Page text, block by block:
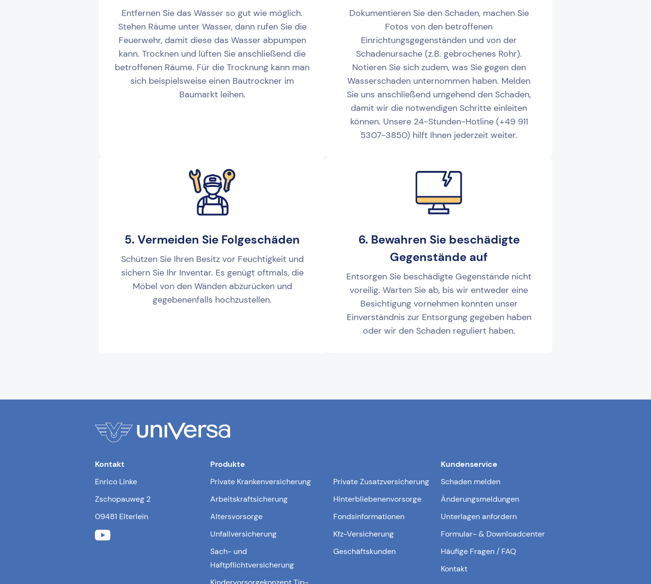
Entfernen Sie das Wasser so gut wie möglich.
Stehen Räume unter Wasser, dann rufen Sie die
Feuerwehr, damit diese das Wasser abpumpen
kann. Trocknen und lüften Sie anschließend die
betroffenen Räume. Für die Trocknung kann man
sich beispielsweise einen Bautrockner im
Baumarkt leihen.
Dokumentieren Sie den Schaden, machen Sie
Fotos von den betroffenen
Einrichtungsgegenständen und von der
Schadenursache (z.B. gebrochenes Rohr).
Notieren Sie sich zudem, was Sie gegen den
Wasserschaden unternommen haben. Melden
Sie uns anschließend umgehend den Schaden,
damit wir die notwendigen Schritte einleiten
können. Unsere 24-Stunden-Hotline (+49 911
5307-3850) hilft Ihnen jederzeit weiter.
5. Vermeiden Sie Folgeschäden
Schützen Sie Ihren Besitz vor Feuchtigkeit und
sichern Sie Ihr Inventar. Es genügt oftmals, die
Möbel von den Wänden abzurücken und
gegebenenfalls hochzustellen.
6. Bewahren Sie beschädigte
Gegenstände auf
Entsorgen Sie beschädigte Gegenstände nicht
voreilig. Warten Sie ab, bis wir entweder eine
Besichtigung vornehmen konnten unser
Einverständnis zur Entsorgung gegeben haben
oder wir den Schaden reguliert haben.
Kontakt
Enrico Linke
Zschopauweg 2
09481 Elterlein
Produkte
Private Krankenversicherung
Private Zusatzversicherung
Arbeitskraftsicherung
Hinterbliebenenvorsorge
Altersvorsorge
Fondsinformationen
Unfallversicherung
Kfz-Versicherung
Sach- und
Haftpflichtversicherung
Geschäftskunden
Kundenservice
Schaden melden
Änderungsmeldungen
Unterlagen anfordern
Formular- & Downloadcenter
Häufige Fragen / FAQ
Kontakt